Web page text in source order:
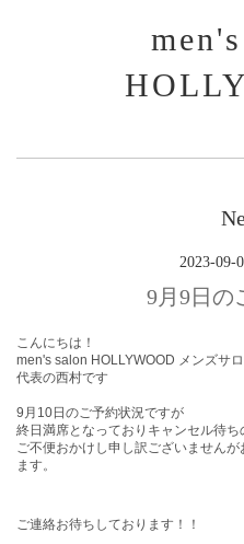
2023-09-
9月9日の
こんにちは！
men's salon HOLLYWOOD メンズ
代表の西村です
9月10日 のご予約状況ですが
終日満席となっておりキャンセル待ち
ご不便おかけし申し訳ございません
ます。
ご連絡お待ちしております！！